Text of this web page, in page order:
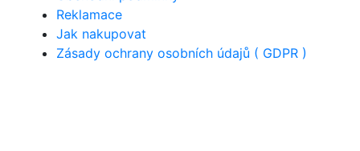
Reklamace
Jak nakupovat
Zásady ochrany osobních údajů ( GDPR )